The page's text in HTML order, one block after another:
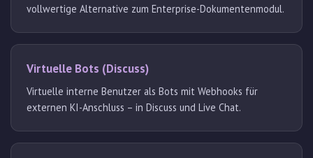
vollwertige Alternative zum Enterprise-Dokumentenmodul.
Virtuelle Bots (Discuss)
Virtuelle interne Benutzer als Bots mit Webhooks für
externen KI-Anschluss – in Discuss und Live Chat.